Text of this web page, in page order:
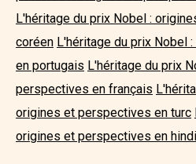
L'héritage du prix Nobel :
coréen L'héritage du prix Nobel
en portugais L'héritage du prix
perspectives en français
origines et perspectives en turc
origines et perspectives en hindi